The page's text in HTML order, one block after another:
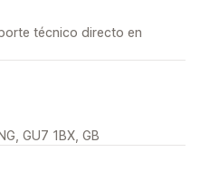
técnico directo en
GU7 1BX, GB